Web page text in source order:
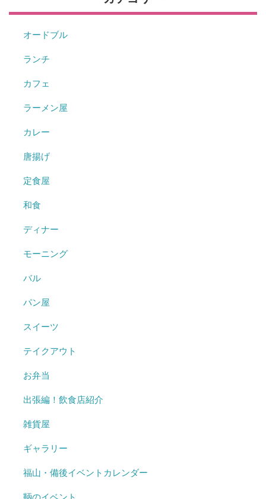
オードブル
ランチ
カフェ
ラーメン屋
カレー
唐揚げ
定食屋
和食
ディナー
モーニング
バル
パン屋
スイーツ
テイクアウト
お弁当
出張編！飲食店紹介
雑貨屋
ギャラリー
福山・備後イベントカレンダー
鞆のイベント